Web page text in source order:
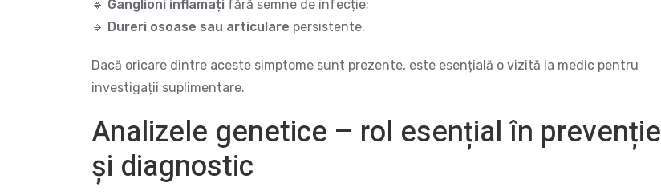
🔹 Ganglioni inflamați fără semne de infecție;
🔹 Dureri osoase sau articulare persistente.
Dacă oricare dintre aceste simptome sunt prezente, este esențială o vizită la medic pentru
investigații suplimentare.
Analizele genetice – rol esențial în prevenție
și diagnostic